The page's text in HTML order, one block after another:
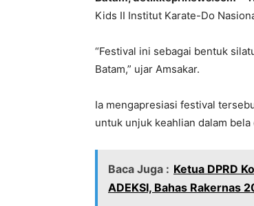
Kids II Institut Karate-Do
“Festival ini sebagai bentuk
Batam,” ujar Amsakar.
Ia mengapresiasi festival
untuk unjuk keahlian dalam bela
Baca Juga : Ketua DPRD
ADEKSI, Bahas Rakernas